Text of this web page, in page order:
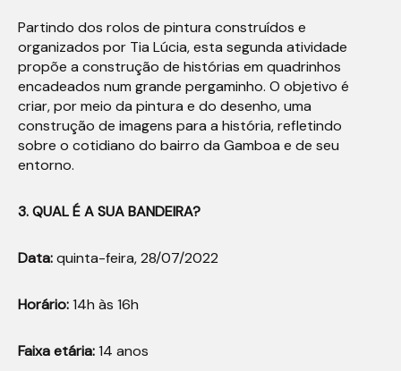
Partindo dos rolos de pintura construídos e
organizados por Tia Lúcia, esta segunda atividade
propõe a construção de histórias em quadrinhos
encadeados num grande pergaminho. O objetivo é
criar, por meio da pintura e do desenho, uma
construção de imagens para a história, refletindo
sobre o cotidiano do bairro da Gamboa e de seu
entorno.
3. QUAL É A SUA BANDEIRA?
Data:quinta-feira, 28/07/2022
Horário:14h às 16h
Faixa etária:14 anos